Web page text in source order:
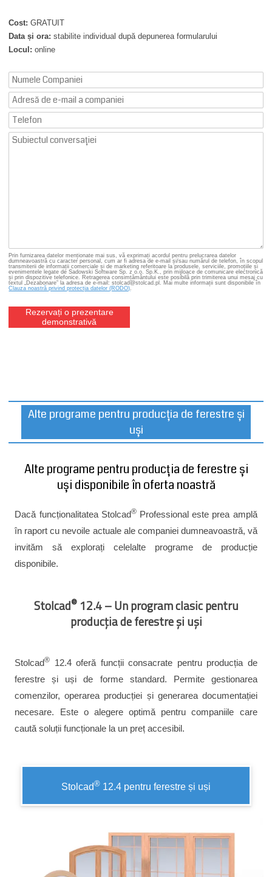
Cost: GRATUIT
Data și ora: stabilite individual după depunerea formularului
Locul: online
Prin furnizarea datelor menționate mai sus, vă exprimați acordul pentru prelucrarea datelor
dumneavoastră cu caracter personal, cum ar fi adresa de e-mail și/sau numărul de telefon, în scopul
transmiterii de informații comerciale și de marketing referitoare la produsele, serviciile, promoțiile și
evenimentele legate de Sadowski Software Sp. z o.o. Sp.K., prin mijloace de comunicare electronică
și prin dispozitive telefonice. Retragerea consimțământului este posibilă prin trimiterea unui mesaj cu
textul „Dezabonare” la adresa de e-mail: stolcad@stolcad.pl. Mai multe informații sunt disponibile în
Clauza noastră privind protecția datelor (RODO)
Rezervați o prezentare
demonstrativă
Alte programe pentru producția de ferestre și
uși
Alte programe pentru producția de ferestre și
uși disponibile în oferta noastră
Dacă funcționalitatea Stolcad®Professional este prea amplă
în raport cu nevoile actuale ale companiei dumneavoastră, vă
invităm să explorați celelalte programe de producție
disponibile.
Stolcad®12.4 – Un program clasic pentru
producția de ferestre și uși
Stolcad®
12.4 oferă funcții consacrate pentru producția de
ferestre și uși de forme standard. Permite gestionarea
comenzilor, operarea producției și generarea documentației
necesare. Este o alegere optimă pentru companiile care
caută soluții funcționale la un preț accesibil.
Stolcad® 12.4 pentru ferestre și uși